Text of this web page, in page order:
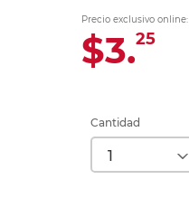
Precio exclusivo online:
$3.25
Cantidad